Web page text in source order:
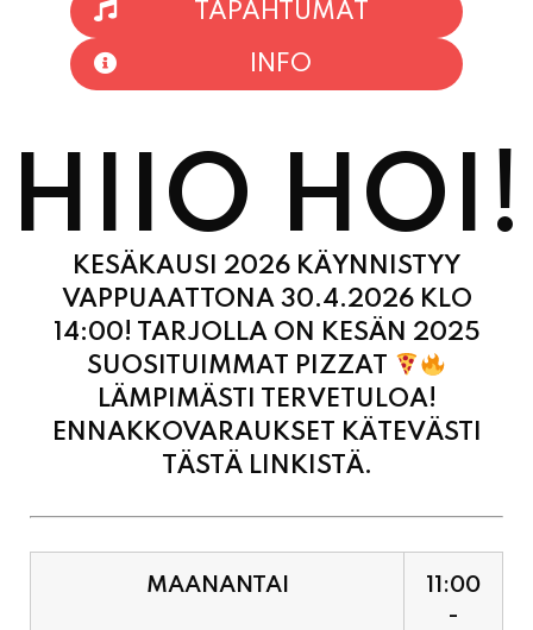
HIIO HOI!
KESÄKAUSI 2026 KÄYNNISTYY
VAPPUAATTONA 30.4.2026 KLO
14:00! TARJOLLA ON KESÄN 2025
SUOSITUIMMAT PIZZAT
LÄMPIMÄSTI TERVETULOA!
ENNAKKOVARAUKSET KÄTEVÄSTI
TÄSTÄ LINKISTÄ.
-
21:00
11:00